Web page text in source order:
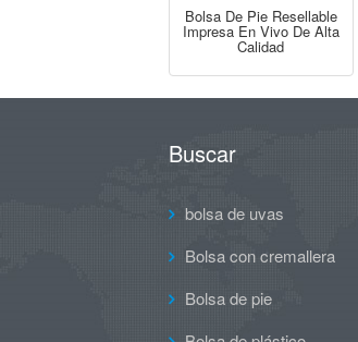
Bolsa De Pie Resellable
Impresa En Vivo De Alta
Calidad
Buscar
bolsa de uvas
Bolsa con cremallera
Bolsa de pie